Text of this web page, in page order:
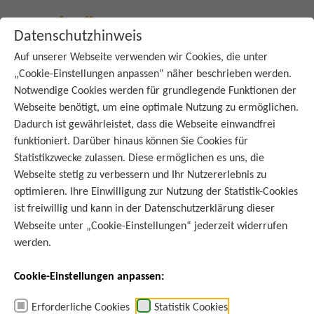
Datenschutzhinweis
Auf unserer Webseite verwenden wir Cookies, die unter
„Cookie-Einstellungen anpassen“ näher beschrieben werden.
Notwendige Cookies werden für grundlegende Funktionen der
Webseite benötigt, um eine optimale Nutzung zu ermöglichen.
Dadurch ist gewährleistet, dass die Webseite einwandfrei
funktioniert. Darüber hinaus können Sie Cookies für
Statistikzwecke zulassen. Diese ermöglichen es uns, die
Webseite stetig zu verbessern und Ihr Nutzererlebnis zu
optimieren. Ihre Einwilligung zur Nutzung der Statistik-Cookies
ist freiwillig und kann in der Datenschutzerklärung dieser
Webseite unter „Cookie-Einstellungen“ jederzeit widerrufen
werden.
Cookie-Einstellungen anpassen:
Erforderliche Cookies Statistik Cookies
:Startseite Blog
SCHON GEWUSST?
Zum Liefern oder abholen? –
Reste vermeiden beim Essen
bestellen
Quelle: Adobe Stock -Prostock-studio
Ob Pizza, Pasta oder Döner – in der Corona-Pandemie brummt das
die gebeutelte Gastronomie-Branche. Aber wird Bestelltes auch